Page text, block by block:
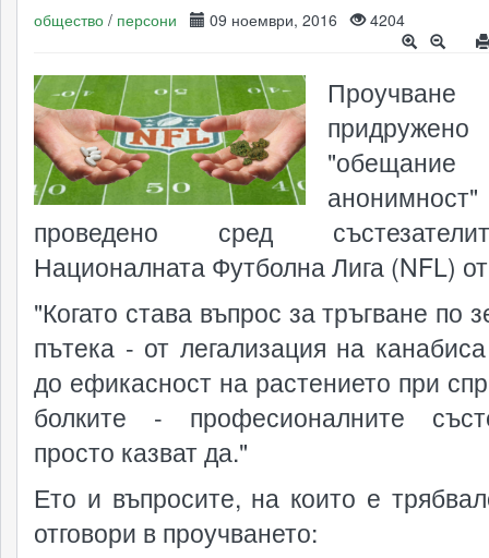
общество / персони 09 ноември, 2016 4204
Проучване
проведено сред
Националната Футболна Лига (NFL)
"Когато става въпрос за тръгване по
пътека - от легализация на
до ефикасност на растението при
болките - професионалните
просто казват да."
Ето и въпросите, на които е
отговори в проучването: